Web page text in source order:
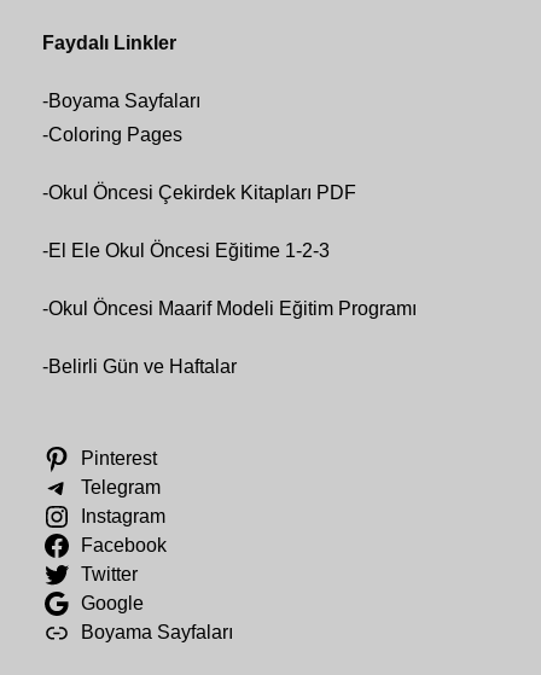
Faydalı Linkler
-Boyama Sayfaları
-Coloring Pages
-Okul Öncesi Çekirdek Kitapları PDF
-El Ele Okul Öncesi Eğitime 1-2-3
-Okul Öncesi Maarif Modeli Eğitim Programı
-Belirli Gün ve Haftalar
Pinterest
Telegram
Instagram
Facebook
Twitter
Google
Boyama Sayfaları